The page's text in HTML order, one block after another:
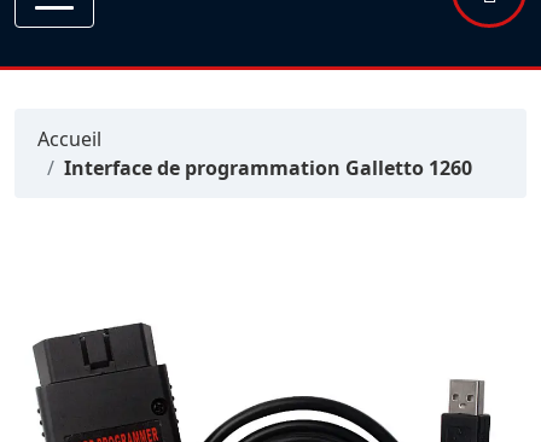
Accueil
Interface de programmation Galletto 1260